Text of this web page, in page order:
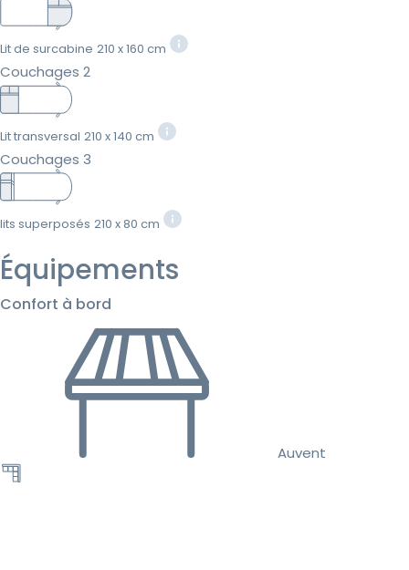
Lit de surcabine 210 x 160 cm
Couchages 2
Lit transversal 210 x 140 cm
Couchages 3
lits superposés 210 x 80 cm
Équipements
Confort à bord
Auvent